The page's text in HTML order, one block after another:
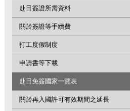
赴日簽證所需資料
關於簽證等手續費
打工度假制度
申請書等下載
赴日免簽國家一覽表
關於再入國許可有效期間之延長